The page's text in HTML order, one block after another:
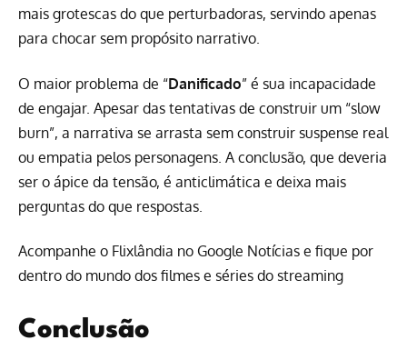
mais grotescas do que perturbadoras, servindo apenas
para chocar sem propósito narrativo.
O maior problema de “Danificado” é sua incapacidade
de engajar. Apesar das tentativas de construir um “slow
burn”, a narrativa se arrasta sem construir suspense real
ou empatia pelos personagens. A conclusão, que deveria
ser o ápice da tensão, é anticlimática e deixa mais
perguntas do que respostas.
Acompanhe o Flixlândia no Google Notícias e fique por
dentro do mundo dos filmes e séries do streaming
Conclusão